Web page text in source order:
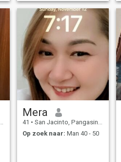
Mera
41 • San Jacinto, Pangasinan, Filipijnen
Op zoek naar: Man 40 - 50